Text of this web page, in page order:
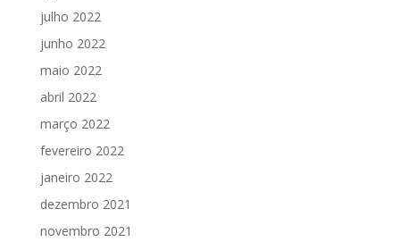
julho 2022
junho 2022
maio 2022
abril 2022
março 2022
fevereiro 2022
janeiro 2022
dezembro 2021
novembro 2021